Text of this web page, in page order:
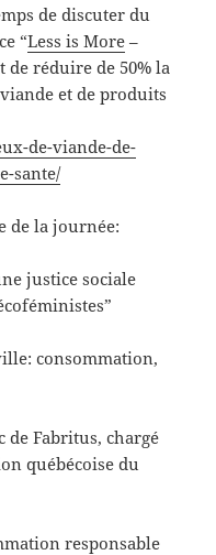
de discuter du
“Less is More –
de réduire de 50% la
et de produits
de-viande-de-
sante/
de la journée:
justice sociale
consommation,
de Fabritus, chargé
québécoise du
responsable